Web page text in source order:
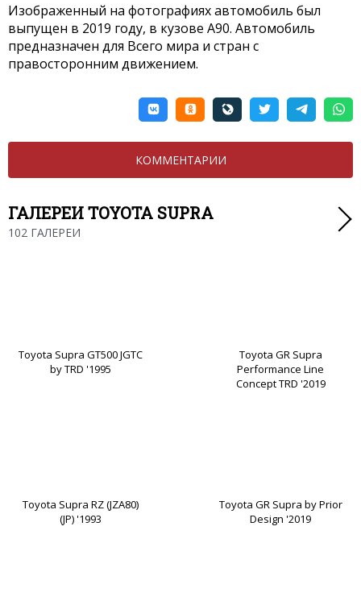
Изображенный на фотографиях автомобиль был
выпущен в 2019 году, в кузове A90. Автомобиль
предназначен для Всего мира и стран с
правосторонним движением.
КОММЕНТАРИИ
ГАЛЕРЕИ TOYOTA SUPRA
102 ГАЛЕРЕИ
Toyota Supra GT500 JGTC
by TRD '1995
Toyota GR Supra
Performance Line
Concept TRD '2019
Toyota Supra RZ (JZA80)
(JP) '1993
Toyota GR Supra by Prior
Design '2019